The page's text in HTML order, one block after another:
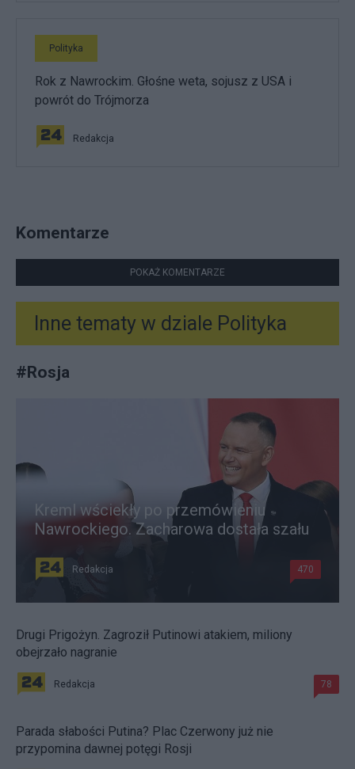
Polityka
Rok z Nawrockim. Głośne weta, sojusz z USA i
powrót do Trójmorza
Redakcja
Komentarze
POKAŻ KOMENTARZE
Inne tematy w dziale Polityka
#Rosja
Kreml wściekły po przemówieniu
Nawrockiego. Zacharowa dostała szału
Redakcja 470
Drugi Prigożyn. Zagroził Putinowi atakiem, miliony
obejrzało nagranie
Redakcja 78
Parada słabości Putina? Plac Czerwony już nie
przypomina dawnej potęgi Rosji